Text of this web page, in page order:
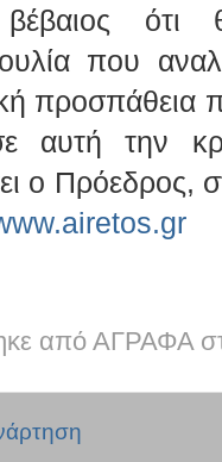
βέβαιος ότι
που
προσπάθεια
αυτή την
ο Πρόεδρος,
από ΑΓΡΑΦΑ